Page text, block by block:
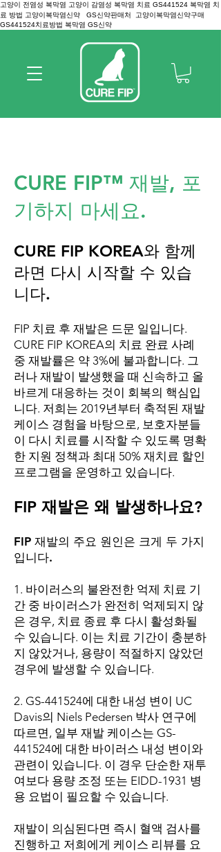
고양이 전염성 복막염 고양이 감염성 복막염 치료 GS441524 복막염 치
료 방법 고양이복막염신약 GS신약판매처 고양이복막염신약구매
GS441524치료방법 복막염 GS신약
CURE FIP™ 재발, 포
기하지 마세요.
CURE FIP KOREA와 함께
라면 다시 시작할 수 있습
니다.
FIP 치료 후 재발은 드문 일입니다.
CURE FIP KOREA의 치료 완료 사례
중 재발률은 약 3%에 불과합니다. 그
러나 재발이 발생했을 때 신속하고 올
바르게 대응하는 것이 회복의 핵심입
니다. 저희는 2019년부터 축적된 재발
케이스 경험을 바탕으로, 보호자분들
이 다시 치료를 시작할 수 있도록 명확
한 지원 정책과 최대 50% 재치료 할인
프로그램을 운영하고 있습니다.
FIP 재발은 왜 발생하나요?
FIP 재발의 주요 원인은 크게 두 가지
입니다.
1. 바이러스의 불완전한 억제 치료 기
간 중 바이러스가 완전히 억제되지 않
은 경우, 치료 종료 후 다시 활성화될
수 있습니다. 이는 치료 기간이 충분하
지 않았거나, 용량이 적절하지 않았던
경우에 발생할 수 있습니다.
2. GS-441524에 대한 내성 변이 UC
Davis의 Niels Pedersen 박사 연구에
따르면, 일부 재발 케이스는 GS-
441524에 대한 바이러스 내성 변이와
관련이 있습니다. 이 경우 단순한 재투
여보다 용량 조정 또는 EIDD-1931 병
용 요법이 필요할 수 있습니다.
재발이 의심된다면 즉시 혈액 검사를
진행하고 저희에게 케이스 리뷰를 요